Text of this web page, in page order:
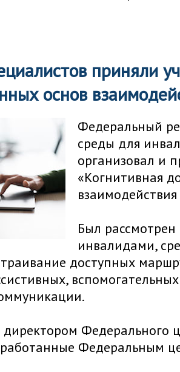
приняли
основ
Федеральный
среды для
организовал и
«Когнитивная
Был рассмотрен
инвалидами,
доступных
Федерального
Федеральным